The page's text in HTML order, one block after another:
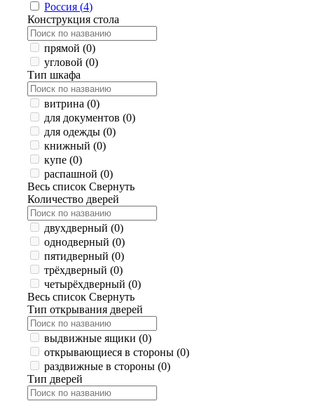
Россия (4)
Конструкция стола
прямой (0)
угловой (0)
Тип шкафа
витрина (0)
для документов (0)
для одежды (0)
книжный (0)
купе (0)
распашной (0)
Весь список Свернуть
Количество дверей
двухдверный (0)
однодверный (0)
пятидверный (0)
трёхдверный (0)
четырёхдверный (0)
Весь список Свернуть
Тип открывания дверей
выдвижные ящики (0)
открывающиеся в стороны (0)
раздвижные в стороны (0)
Тип дверей